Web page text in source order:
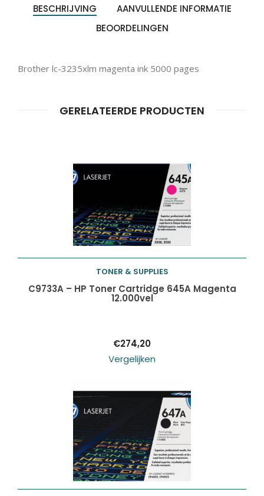
BESCHRIJVING
AANVULLENDE INFORMATIE
BEOORDELINGEN
Brother lc-3235xlm magenta ink 5000 pages
GERELATEERDE PRODUCTEN
Toevoegen aan
TONER & SUPPLIES
C9733A – HP Toner Cartridge 645A Magenta
12.000vel
€274,20
Vergelijken
zoeken ZOEKEN